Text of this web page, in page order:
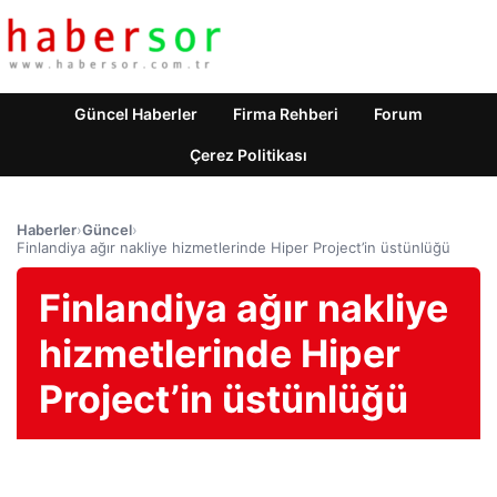
Güncel Haberler Firma Rehberi Forum
Çerez Politikası
Haberler›Güncel›
Finlandiya ağır nakliye hizmetlerinde Hiper Project’in üstünlüğü
Finlandiya ağır nakliye
hizmetlerinde Hiper
Project’in üstünlüğü